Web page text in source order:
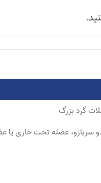
گرد بزرگ
عضله تحت خاری یا